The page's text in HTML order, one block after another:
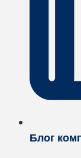
Блог